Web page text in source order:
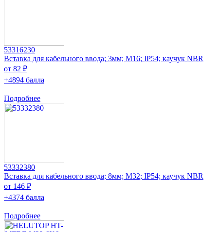
53316230
Вставка для кабельного ввода; 3мм; M16; IP54; каучук NBR
от 82 ₽
+4894 балла
Подробнее
53332380
Вставка для кабельного ввода; 8мм; M32; IP54; каучук NBR
от 146 ₽
+4374 балла
Подробнее